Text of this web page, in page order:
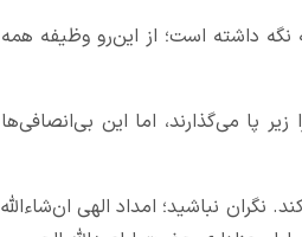
داشته است؛ از این‌رو وظیفه همه
می‌گذارند، اما این بی‌انصافی‌ها
نگران نباشید؛ امداد الهی ان‌شاءالله